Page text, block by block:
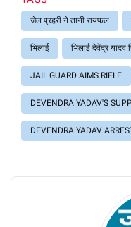
जेल प्रहरी ने तानी रायफल
भिलाई भिलाई देवेंद्र यादव
JAIL GUARD AIMS RIFLE
DEVENDRA YADAV'S
DEVENDRA YADAV